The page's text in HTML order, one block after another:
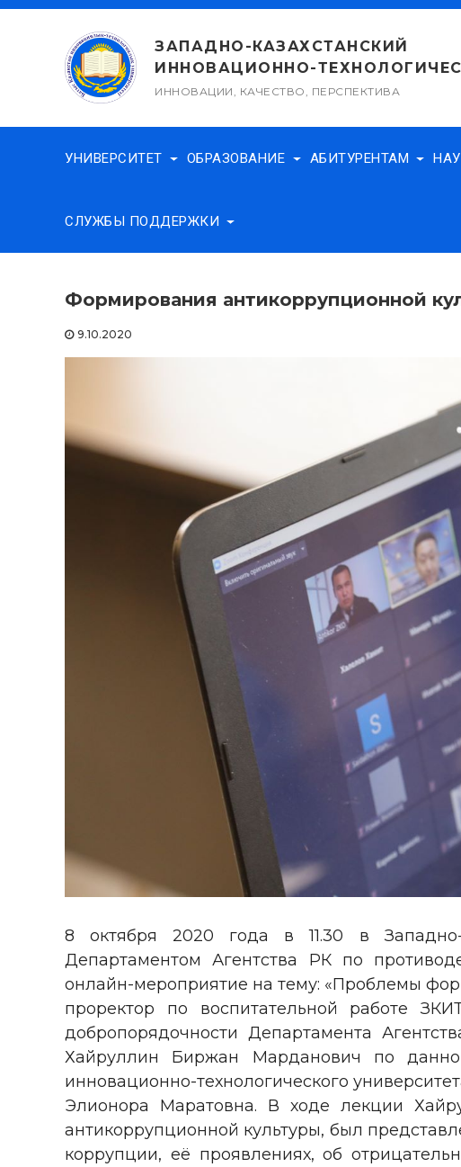
Перейти
содержимому
ЗАПАДНО-КАЗАХСТАНСКИЙ
ИННОВАЦИОННО-
ИННОВАЦИИ, КАЧЕСТВО, ПЕРСПЕКТИВА
УНИВЕРСИТЕТ ОБРАЗОВАНИЕ АБИТУРЕНТАМ
СЛУЖБЫ ПОДДЕРЖКИ
Формирования антикоррупционной
9.10.2020
8 октября 2020 года в 11.30 в Западно-
Департаментом Агентства РК по
онлайн-мероприятие на тему: «Проблемы
проректор по воспитательной работе
добропорядочности Департамента
Хайруллин Биржан Марданович по
инновационно-технологического
Элионора Маратовна. В ходе лекции
антикоррупционной культуры, был
коррупции, её проявлениях, об